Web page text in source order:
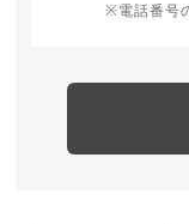
※電話番号